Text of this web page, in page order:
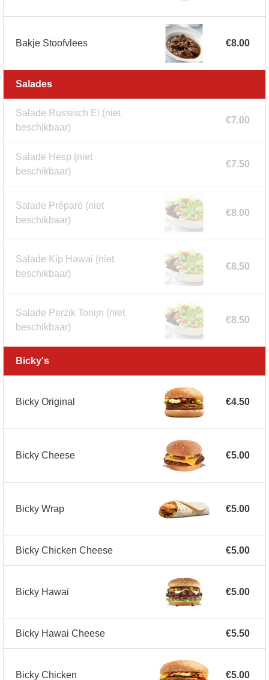
Bakje Stoofvlees €8.00
Salades
Salade Russisch Ei (niet
beschikbaar)
€7.00
Salade Hesp (niet
beschikbaar)
€7.50
Salade Préparé (niet
beschikbaar)
€8.00
Salade Kip Hawai (niet
beschikbaar)
€8.50
Salade Perzik Tonijn (niet
beschikbaar)
€8.50
Bicky's
Bicky Original €4.50
Bicky Cheese €5.00
Bicky Wrap €5.00
Bicky Chicken Cheese €5.00
Bicky Hawai €5.00
Bicky Hawai Cheese €5.50
Bicky Chicken €5.00